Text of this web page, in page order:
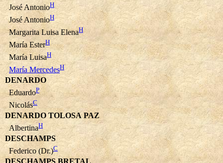
José AntonioH
José AntonioH
Margarita Luisa ElenaH
María EsterH
María LuisaH
María MercedesH
DENARDO
EduardoP
NicolásC
DENARDO TOLOSA PAZ
AlbertinaH
DESCHAMPS
Federico (Dr.)C
DESCHAMPS BRETAL